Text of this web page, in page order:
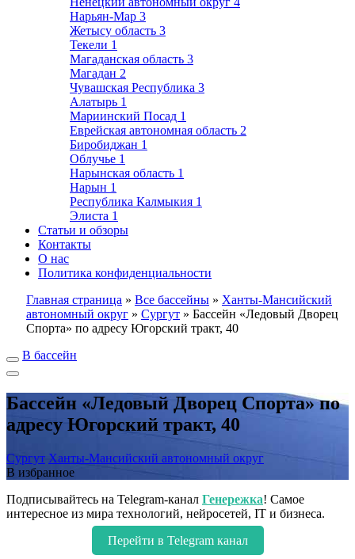
Нарьян-Мар 3
Жетысу область 3
Текели 1
Магаданская область 3
Магадан 2
Чувашская Республика 3
Алатырь 1
Мариинский Посад 1
Еврейская автономная область 2
Биробиджан 1
Облучье 1
Нарынская область 1
Нарын 1
Республика Калмыкия 1
Элиста 1
Статьи и обзоры
Контакты
О нас
Политика конфиденциальности
Главная страница » Все бассейны » Ханты-Мансийский
автономный округ » Сургут » Бассейн «Ледовый Дворец
Спорта» по адресу Югорский тракт, 40
В бассейн
Бассейн «Ледовый Дворец Спорта» по
адресу Югорский тракт, 40
Сургут Ханты-Мансийский автономный округ
В избранное
Подписывайтесь на Telegram-канал Генережка! Самое
интересное из мира технологий, нейросетей, IT и бизнеса.
Перейти в Telegram канал